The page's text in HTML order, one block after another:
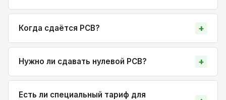
Когда сдаётся РСВ?
Нужно ли сдавать нулевой РСВ?
Есть ли специальный тариф для